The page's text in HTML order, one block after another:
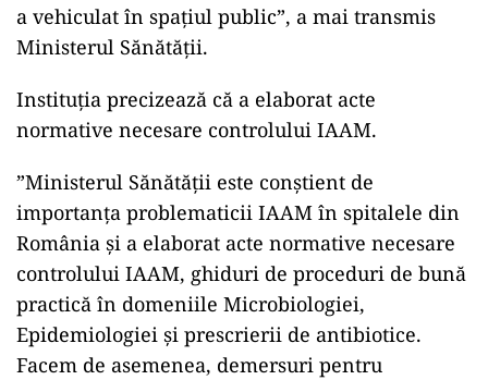
a vehiculat în spaţiul public”, a mai transmis
Ministerul Sănătăţii.
Instituţia precizează că a elaborat acte
normative necesare controlului IAAM.
”Ministerul Sănătăţii este conştient de
importanţa problematicii IAAM în spitalele din
România şi a elaborat acte normative necesare
controlului IAAM, ghiduri de proceduri de bună
practică în domeniile Microbiologiei,
Epidemiologiei şi prescrierii de antibiotice.
Facem de asemenea, demersuri pentru